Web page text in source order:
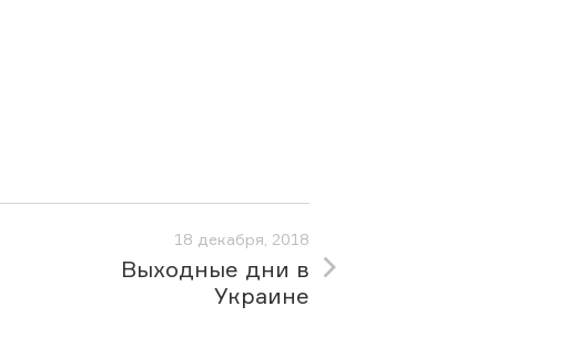
18 декабря, 2018
Выходные дни в
Украине